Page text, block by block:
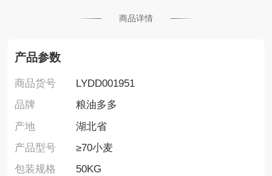
商品详情
产品参数
商品货号
LYDD001951
品牌
粮油多多
产地
湖北省
产品型号
≥70小麦
包装规格
50KG